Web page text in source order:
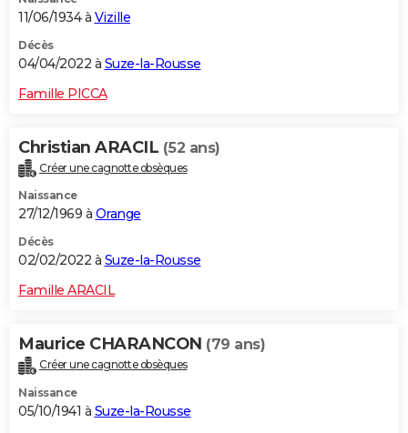
11/06/1934 à Vizille
Décès
04/04/2022 à Suze-la-Rousse
Famille PICCA
Christian ARACIL (52 ans)
Créer une cagnotte obsèques
Naissance
27/12/1969 à Orange
Décès
02/02/2022 à Suze-la-Rousse
Famille ARACIL
Maurice CHARANCON (79 ans)
Créer une cagnotte obsèques
Naissance
05/10/1941 à Suze-la-Rousse